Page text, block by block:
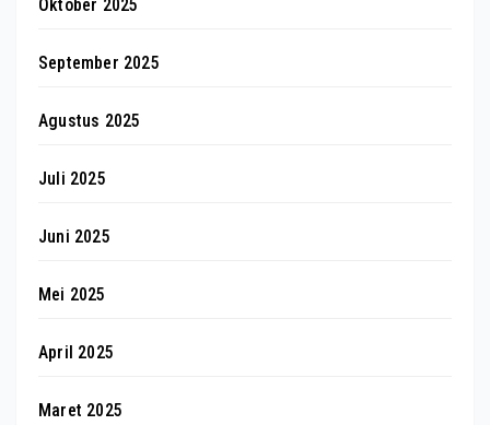
Oktober 2025
September 2025
Agustus 2025
Juli 2025
Juni 2025
Mei 2025
April 2025
Maret 2025